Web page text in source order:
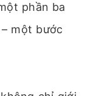
phần ba
một bước